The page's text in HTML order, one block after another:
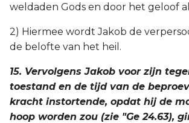
weldaden Gods en door het geloof
2) Hiermee wordt Jakob de
de belofte van het heil.
15. Vervolgens Jakob voor zijn
toestand en de tijd van de
kracht instortende, opdat hij de
hoop worden zou (zie "Ge 24.63),